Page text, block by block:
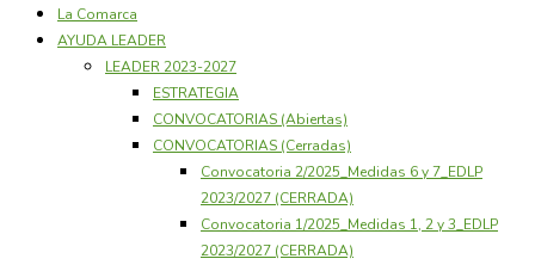
La Comarca
AYUDA LEADER
LEADER 2023-2027
ESTRATEGIA
CONVOCATORIAS (Abiertas)
CONVOCATORIAS (Cerradas)
Convocatoria 2/2025_Medidas 6 y 7_EDLP
2023/2027 (CERRADA)
Convocatoria 1/2025_Medidas 1, 2 y 3_EDLP
2023/2027 (CERRADA)